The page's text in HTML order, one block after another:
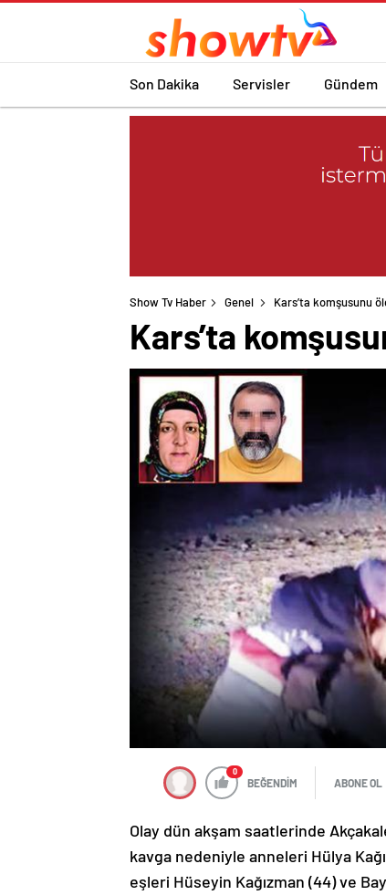
Son Dakika Servisler Gündem
Show Tv Haber Genel Kars’ta komşusunu
Kars’ta
0
BEĞENDİM ABONE OL
Olay dün akşam saatlerinde
kavga nedeniyle anneleri Hülya
eşleri Hüseyin Kağızman (44) ve